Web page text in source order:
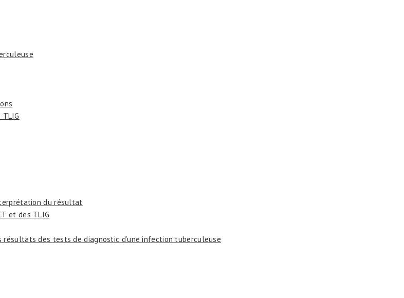
du résultat
et des TLIG
résultats des tests de diagnostic d’une infection tuberculeuse